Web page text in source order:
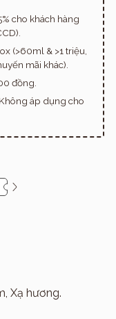
cho khách hàng
(>60ml & >1 triệu,
mãi khác).
đồng.
áp dụng cho
Xạ hương.